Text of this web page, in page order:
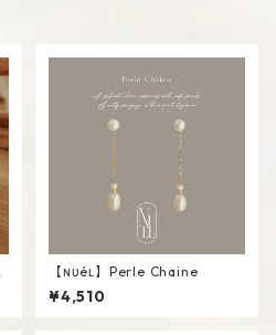
【ɴᴜéʟ】Perle Chaine
¥4,510